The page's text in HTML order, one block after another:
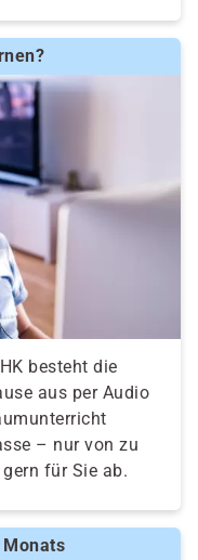
besteht die
aus per Audio
– nur von zu
für Sie ab.